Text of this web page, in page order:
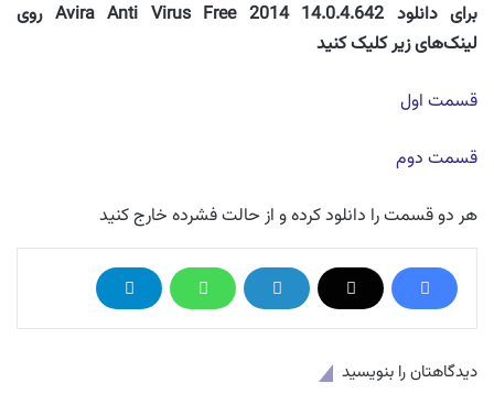
برای دانلود
روی
لینک‌های زیر کلیک کنید
قسمت اول
قسمت دوم
هر دو قسمت را دانلود کرده و از حالت فشرده خارج کنید
دیدگاهتان را بنویسید